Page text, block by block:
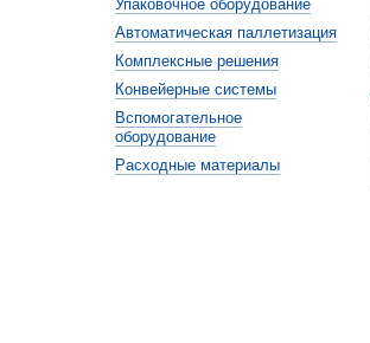
Упаковочное оборудование
Автоматическая паллетизация
Комплексные решения
Конвейерные системы
Вспомогательное
оборудование
Расходные материалы